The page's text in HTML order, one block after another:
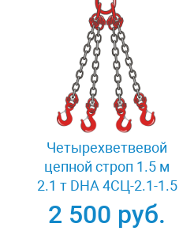
Четырехветвевой
цепной строп 1.5 м
2.1 т DHA 4СЦ-2.1-1.5
2 500 руб.